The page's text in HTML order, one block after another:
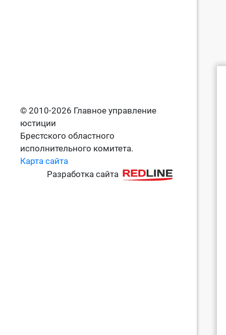
© 2010-2026 Главное управление
юстиции
Брестского областного
исполнительного комитета.
Карта сайта
Разработка сайта